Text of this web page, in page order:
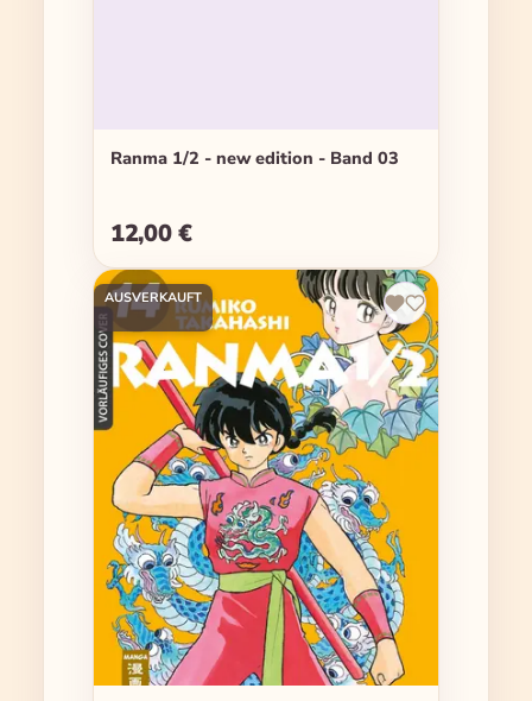
Ranma 1/2 - new edition - Band 03
Regulärer Preis:
12,00 €
AUSVERKAUFT